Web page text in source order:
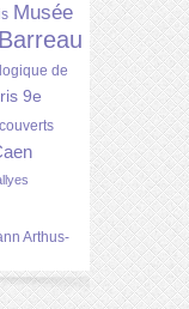
Musée
de
9e
Arthus-